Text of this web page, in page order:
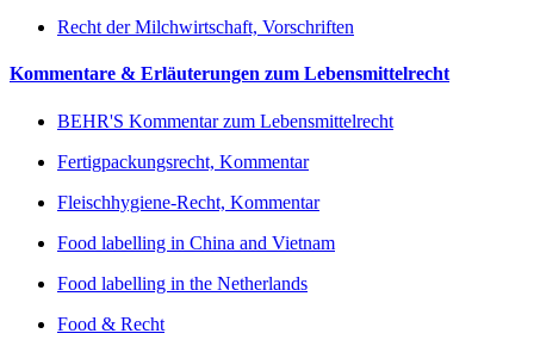
Recht der Milchwirtschaft, Vorschriften
Kommentare & Erläuterungen zum Lebensmittelrecht
BEHR'S Kommentar zum Lebensmittelrecht
Fertigpackungsrecht, Kommentar
Fleischhygiene-Recht, Kommentar
Food labelling in China and Vietnam
Food labelling in the Netherlands
Food & Recht